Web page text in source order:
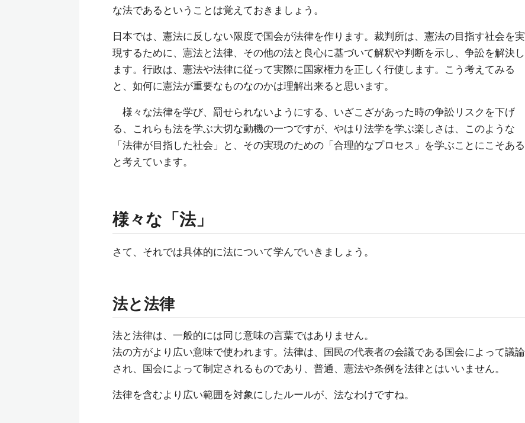
な法であるということは覚えておきましょう。
日本では、憲法に反しない限度で国会が法律を作ります。裁判所は、憲法の目指す社会を実
現するために、憲法と法律、その他の法と良心に基づいて解釈や判断を示し、争訟を解決し
ます。行政は、憲法や法律に従って実際に国家権力を正しく行使します。こう考えてみる
と、如何に憲法が重要なものなのかは理解出来ると思います。
様々な法律を学び、罰せられないようにする、いざこざがあった時の争訟リスクを下げ
る、これらも法を学ぶ大切な動機の一つですが、やはり法学を学ぶ楽しさは、このような
「法律が目指した社会」と、その実現のための「合理的なプロセス」を学ぶことにこそある
と考えています。
様々な「法」
さて、それでは具体的に法について学んでいきましょう。
法と法律
法と法律は、一般的には同じ意味の言葉ではありません。
法の方がより広い意味で使われます。法律は、国民の代表者の会議である国会によって議論
され、国会によって制定されるものであり、普通、憲法や条例を法律とはいいません。
法律を含むより広い範囲を対象にしたルールが、法なわけですね。